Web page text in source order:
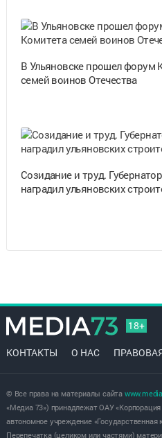
В Ульяновске прошел форум
семей воинов Отечества
Созидание и труд. Губернатор
наградил ульяновских
18+
КОНТАКТЫ О НАС
© Все права на материалы сайта
«Медиа 73») принадлежат ОАУ
автономное учреждение
Перепечатка (целиком или частями)